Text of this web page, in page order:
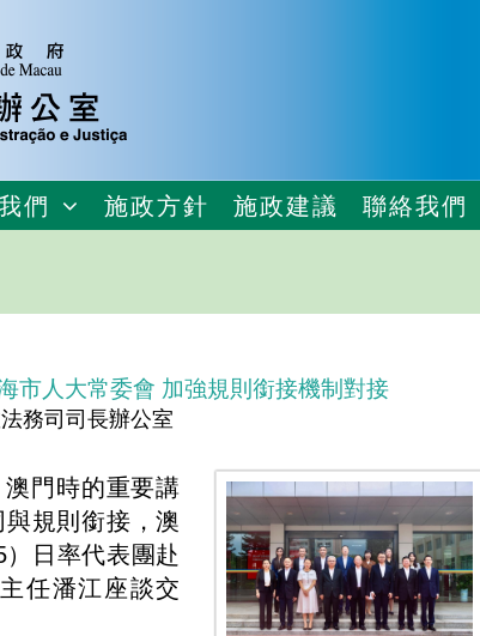
們 施政方針 施政建議 聯絡我們
市人大常委會 加強規則銜接機制對接
務司司長辦公室
門時的重要講
規則銜接，澳
日率代表團赴
任潘江座談交